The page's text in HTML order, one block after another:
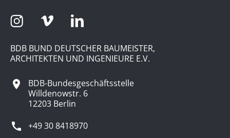
BDB BUND DEUTSCHER BAUMEISTER,
ARCHITEKTEN UND INGENIEURE E.V.
BDB-Bundesgeschäftsstelle
Willdenowstr. 6
12203 Berlin
+49 30 8418970